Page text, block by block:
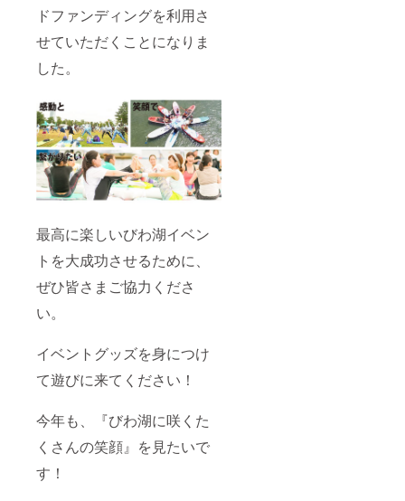
ドファンディングを利用さ
せていただくことになりま
した。
最高に楽しいびわ湖イベン
トを大成功させるために、
ぜひ皆さまご協力くださ
い。
イベントグッズを身につけ
て遊びに来てください！
今年も、『びわ湖に咲くた
くさんの笑顔』を見たいで
す！